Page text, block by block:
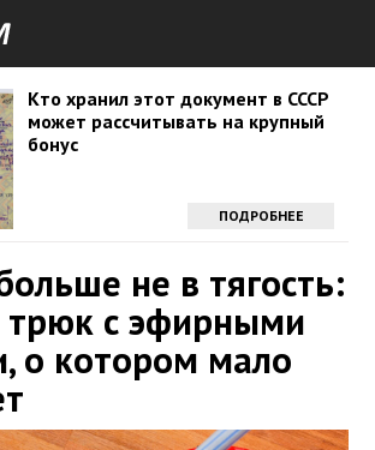
Кто хранил этот документ в СССР
может рассчитывать на крупный
бонус
ПОДРОБНЕЕ
не в тягость:
трюк с эфирными
о котором мало